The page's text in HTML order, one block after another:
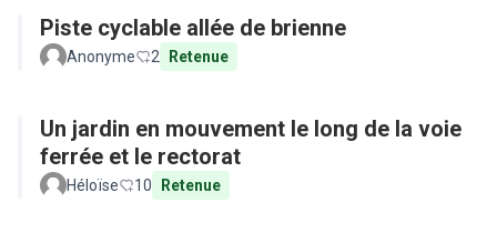
Piste cyclable allée de brienne
Anonyme 2 Retenue
Un jardin en mouvement le long de la voie
ferrée et le rectorat
Héloïse 10 Retenue